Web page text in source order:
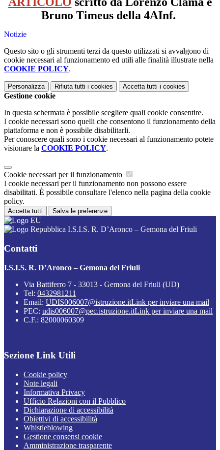
Bruno Timeus della 4AInf.
Notizie
Questo sito o gli strumenti terzi da questo utilizzati si avvalgono di
cookie necessari al funzionamento ed utili alle finalità illustrate nella
COOKIE POLICY.
Personalizza Rifiuta tutti i cookies Accetta tutti i cookies
Gestione cookie
In questa schermata è possibile scegliere quali cookie consentire.
I cookie necessari sono quelli che consentono il funzionamento della
piattaforma e non è possibile disabilitarli.
Per conoscere quali sono i cookie necessari al funzionamento potete
visionare la COOKIE POLICY.
Cookie necessari per il funzionamento
I cookie necessari per il funzionamento non possono essere
disabilitati. È possibile consultare l'elenco nella pagina della cookie
policy.
Accetta tutti Salva le preferenze
I.S.I.S. R. D’Aronco – Gemona del Friuli
Contatti
I.S.I.S. R. D’Aronco – Gemona del Friuli
Via Battiferro 7 - 33013 - Gemona del Friuli (UD)
Tel: 0432981211
Email: UDIS006007@istruzione.itLink per inviare una mail
PEC: udis006007@pec.istruzione.itLink per inviare una mail
C.F.: 82000060309
Sezione Link Utili
Cookie policy
Note legali
Informativa Privacy
Ufficio Relazioni con il Pubblico
Dichiarazione di accessibilità
Obiettivi di accessibilità
Whistleblowing
Gestione consensi cookie
Amministrazione trasparente